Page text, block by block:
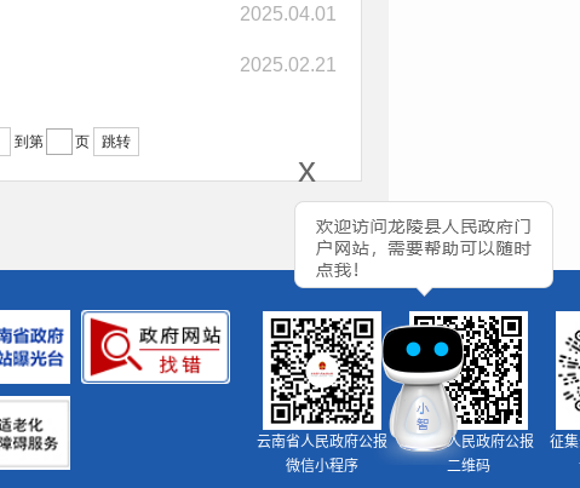
x
2025.04.01
2025.02.21
到第 页 跳转